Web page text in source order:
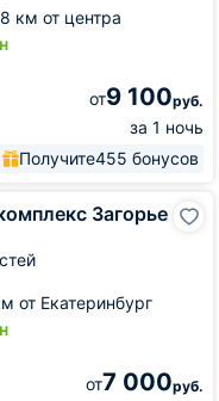
км от центра
от9 100руб.
за 1 ночь
Получите455 бонусов
Загорье
от Екатеринбург
от7 000руб.